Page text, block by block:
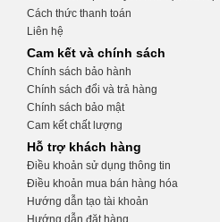
Cách thức thanh toán
Liên hệ
Cam kết và chính sách
Chính sách bảo hành
Chính sách đổi và trả hàng
Chính sách bảo mật
Cam kết chất lượng
Hỗ trợ khách hàng
Điều khoản sử dụng thông tin
Điều khoản mua bán hàng hóa
Hướng dẫn tạo tài khoản
Hướng dẫn đặt hàng